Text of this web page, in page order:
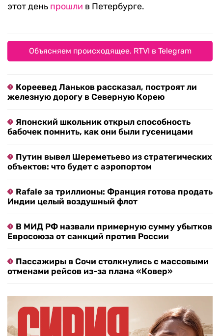
этот день прошли в Петербурге.
Объясняем происходящее. RTVI в Telegram
Кореевед Ланьков рассказал, построят ли
железную дорогу в Северную Корею
Японский школьник открыл способность
бабочек помнить, как они были гусеницами
Путин вывел Шереметьево из стратегических
объектов: что будет с аэропортом
Rafale за триллионы: Франция готова продать
Индии целый воздушный флот
В МИД РФ назвали примерную сумму убытков
Евросоюза от санкций против России
Пассажиры в Сочи столкнулись с массовыми
отменами рейсов из-за плана «Ковер»